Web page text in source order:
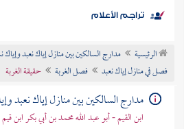
موضوعي
تراجم الأعلام
الرئيسية
مدارج السالكين بين منازل إياك نعبد وإياك
فصل في منازل إياك نعبد
فصل الغربة حقيقة الغربة
مدارج السالكين بين منازل إياك نعبد
ابن القيم - أبو عبد الله محمد بن أبي بكر ابن